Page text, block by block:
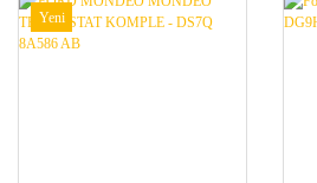
Yeni